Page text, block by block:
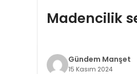
Madencilik
Gündem Manşet
15 Kasım 2024